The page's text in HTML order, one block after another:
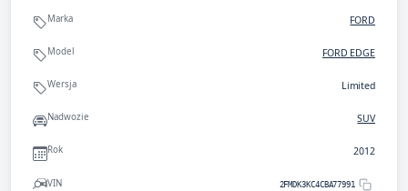
Marka FORD
Model FORD EDGE
Wersja Limited
Nadwozie SUV
Rok 2012
VIN 2FMDK3KC4CBA77991